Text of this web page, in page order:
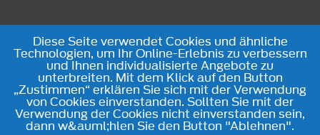
Diese Seite verwendet Cookies und ähnliche
Technologien, um Ihr Online-Erlebnis zu verbessern
und Ihnen individualisierte Angebote zu
unterbreiten. Mit dem Klick auf den Button
„Zustimmen“ erklären Sie sich mit der Verwendung
von Cookies einverstanden. Sollten Sie mit der
Verwendung der Cookies nicht einverstanden sein,
dann w&auml;hlen Sie den Button "Ablehnen".